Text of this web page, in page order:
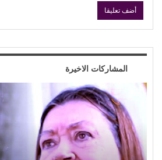
المشاركات الاخيرة